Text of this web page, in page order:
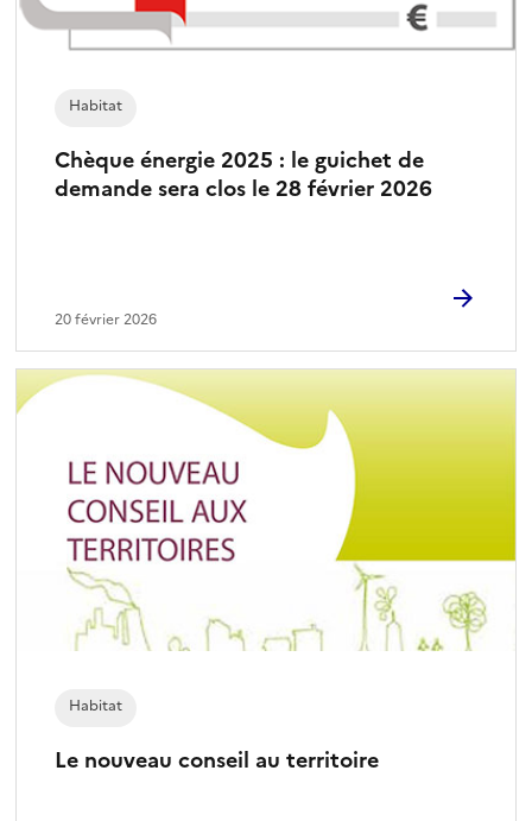
Chèque énergie 2025 : le guichet de
demande sera clos le 28 février 2026
Habitat
20 février 2026
Le nouveau conseil au territoire
Habitat